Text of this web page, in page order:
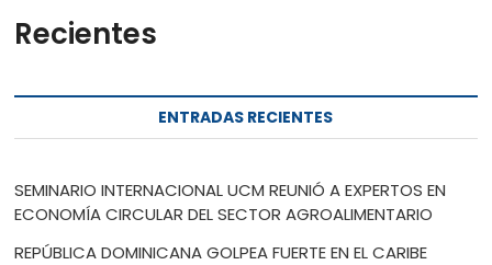
Recientes
ENTRADAS RECIENTES
SEMINARIO INTERNACIONAL UCM REUNIÓ A EXPERTOS EN
ECONOMÍA CIRCULAR DEL SECTOR AGROALIMENTARIO
REPÚBLICA DOMINICANA GOLPEA FUERTE EN EL CARIBE